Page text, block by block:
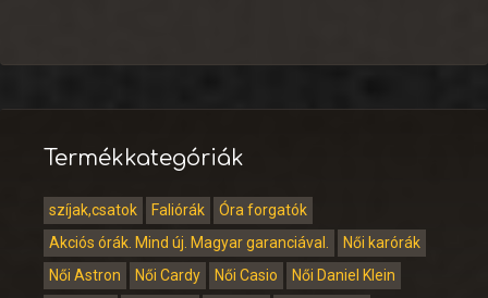
Termékkategóriák
szíjak,csatok Faliórák
Óra forgatók
Akciós órák. Mind új. Magyar garanciával.
Női karórák
Női Astron
Női Cardy Női Casio
Női Daniel Klein